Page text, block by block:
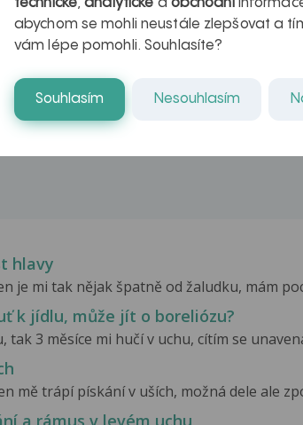
obrazech
kteří ji...
hlavy
je mi tak nějak špatně od žaludku, mám
k jídlu, může jít o boreliózu?
tak 3 měsíce mi hučí v uchu, cítím se
mě trápí pískání v uších, možná dele ale
a rámus v levém uchu
technické,analytické a obchodní
abychom se mohli neustále zlepšovat a
vám lépe pomohli. Souhlasíte?
Souhlasím Nesouhlasím